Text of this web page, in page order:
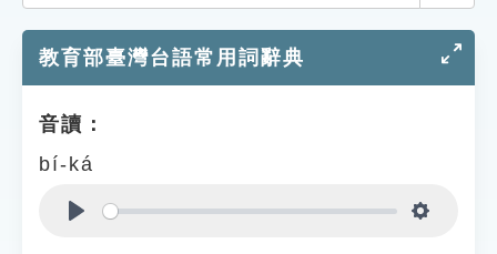
知識索引
遊戲專區
教育部臺灣台語常用詞辭典
音讀：
bí-ká